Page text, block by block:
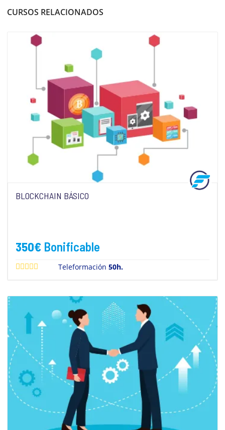
CURSOS RELACIONADOS
BLOCKCHAIN BÁSICO
350€ Bonificable
Teleformación50h.